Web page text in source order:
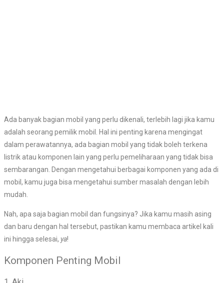
Ada banyak bagian mobil yang perlu dikenali, terlebih lagi jika kamu
adalah seorang pemilik mobil. Hal ini penting karena mengingat
dalam perawatannya, ada bagian mobil yang tidak boleh terkena
listrik atau komponen lain yang perlu pemeliharaan yang tidak bisa
sembarangan. Dengan mengetahui berbagai komponen yang ada di
mobil, kamu juga bisa mengetahui sumber masalah dengan lebih
mudah.
Nah, apa saja bagian mobil dan fungsinya? Jika kamu masih asing
dan baru dengan hal tersebut, pastikan kamu membaca artikel kali
ini hingga selesai, ya!
Komponen Penting Mobil